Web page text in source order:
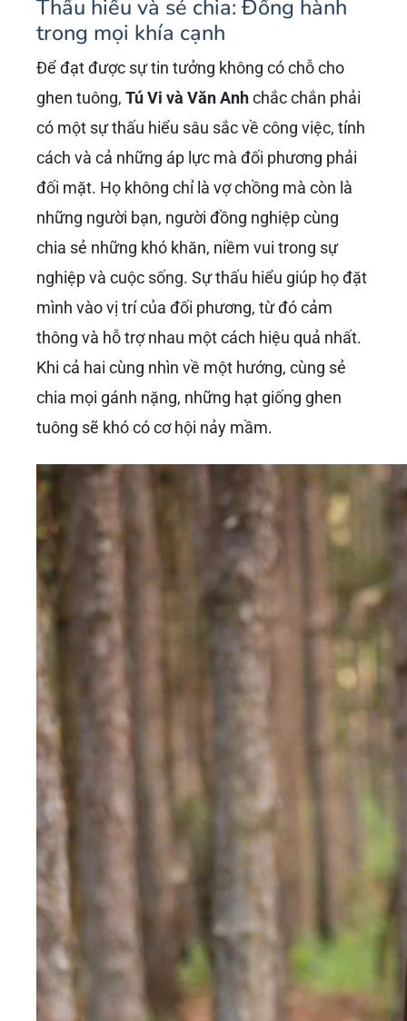
Thấu hiểu và sẻ chia: Đồng hành
trong mọi khía cạnh
Để đạt được sự tin tưởng không có chỗ cho
ghen tuông, Tú Vi và Văn Anhchắc chắn phải
có một sự thấu hiểu sâu sắc về công việc, tính
cách và cả những áp lực mà đối phương phải
đối mặt. Họ không chỉ là vợ chồng mà còn là
những người bạn, người đồng nghiệp cùng
chia sẻ những khó khăn, niềm vui trong sự
nghiệp và cuộc sống. Sự thấu hiểu giúp họ đặt
mình vào vị trí của đối phương, từ đó cảm
thông và hỗ trợ nhau một cách hiệu quả nhất.
Khi cả hai cùng nhìn về một hướng, cùng sẻ
chia mọi gánh nặng, những hạt giống ghen
tuông sẽ khó có cơ hội nảy mầm.